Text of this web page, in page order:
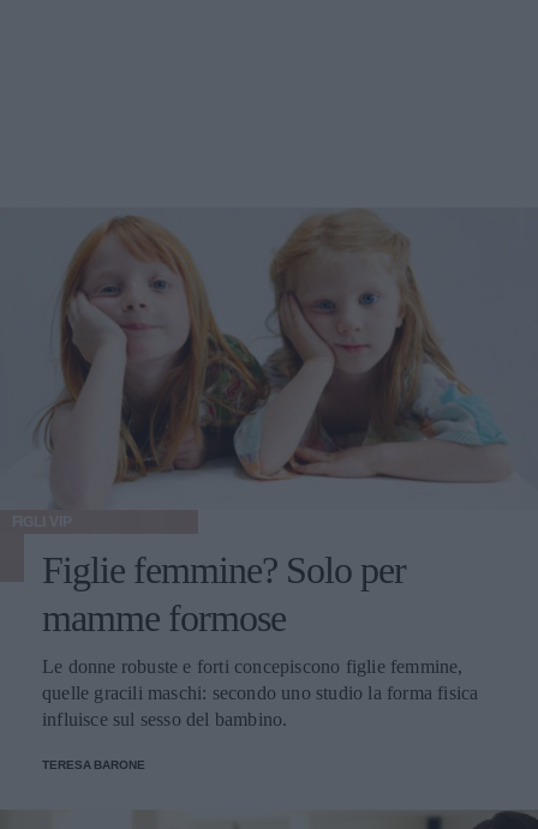
Figlie femmine? Solo per
mamme formose
Le donne robuste e forti concepiscono figlie femmine,
quelle gracili maschi: secondo uno studio la forma fisica
influisce sul sesso del bambino.
TERESA BARONE